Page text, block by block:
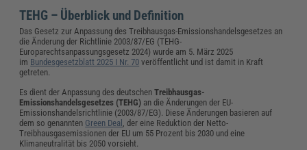
TEHG – Überblick und Definition
Das Gesetz zur Anpassung des Treibhausgas-Emissionshandelsgesetzes an
die Änderung der Richtlinie 2003/87/EG (TEHG-
Europarechtsanpassungsgesetz 2024) wurde am 5. März 2025
im Bundesgesetzblatt 2025 I Nr. 70 veröffentlicht und ist damit in Kraft
getreten.
Es dient der Anpassung des deutschenTreibhausgas-
Emissionshandelsgesetzes (TEHG) an die Änderungen der EU-
Emissionshandelsrichtlinie (2003/87/EG). Diese Änderungen basieren auf
dem so genannten Green Deal , der eine Reduktion der Netto-
Treibhausgasemissionen der EU um 55 Prozent bis 2030 und eine
Klimaneutralität bis 2050 vorsieht.